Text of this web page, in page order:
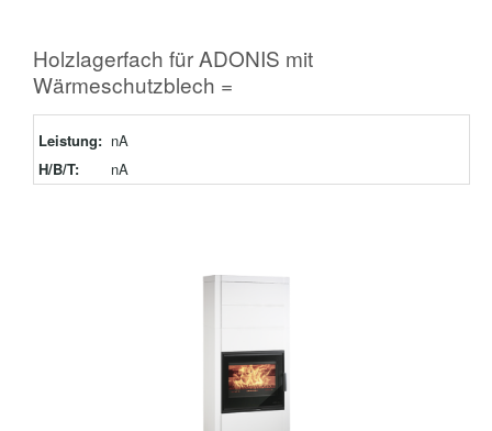
Holzlagerfach für ADONIS mit
Wärmeschutzblech =
Leistung: nA
H/B/T:
nA